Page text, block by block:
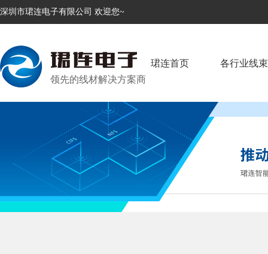
深圳市珺连电子有限公司 欢迎您~
领先的线材解决方案商
珺连首页 各行业线束